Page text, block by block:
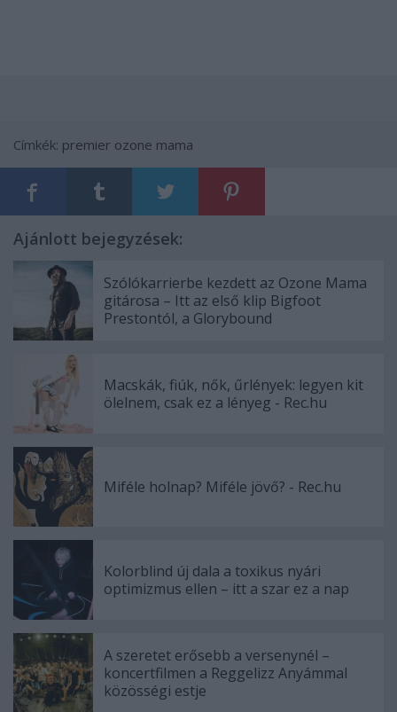
Címkék: premier ozone mama
Ajánlott bejegyzések:
Szólókarrierbe kezdett az Ozone Mama
gitárosa – Itt az első klip Bigfoot
Prestontól, a Glorybound
Macskák, fiúk, nők, űrlények: legyen kit
ölelnem, csak ez a lényeg - Rec.hu
Miféle holnap? Miféle jövő? - Rec.hu
Kolorblind új dala a toxikus nyári
optimizmus ellen – itt a szar ez a nap
A szeretet erősebb a versenynél –
koncertfilmen a Reggelizz Anyámmal
közösségi estje